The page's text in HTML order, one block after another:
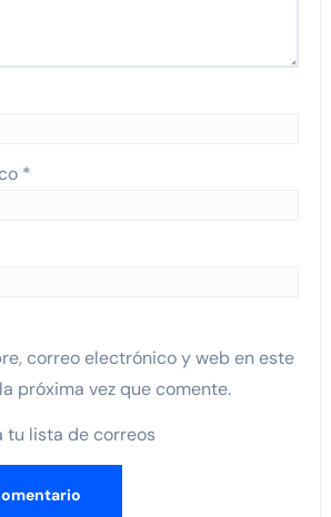
*
correo electrónico y web en este
próxima vez que comente.
tu lista de correos